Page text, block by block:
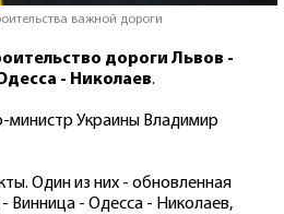
важной дороги
дороги Львов -
- Николаев.
Украины Владимир
Один из них - обновленная
Винница - Одесса - Николаев,